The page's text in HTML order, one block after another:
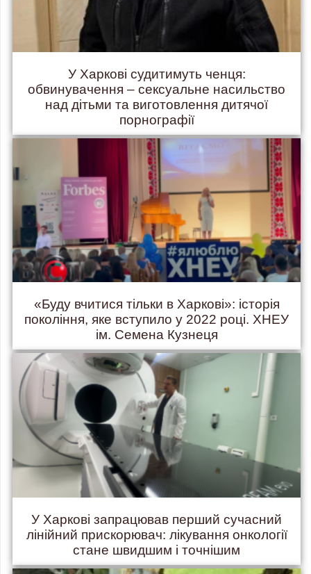
У Харкові судитимуть ченця:
обвинувачення – сексуальне насильство
над дітьми та виготовлення дитячої
порнографії
«Буду вчитися тільки в Харкові»: історія
покоління, яке вступило у 2022 році. ХНЕУ
ім. Семена Кузнеця
У Харкові запрацював перший сучасний
лінійний прискорювач: лікування онкології
стане швидшим і точнішим